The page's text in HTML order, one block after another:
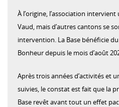
À l’origine, l’association
Vaud, mais d’autres cantons se
intervention. La Base bénéficie
Bonheur depuis le mois d’août
Après trois années d’activités et
suivies, le constat est fait que la
Base revêt avant tout un effet